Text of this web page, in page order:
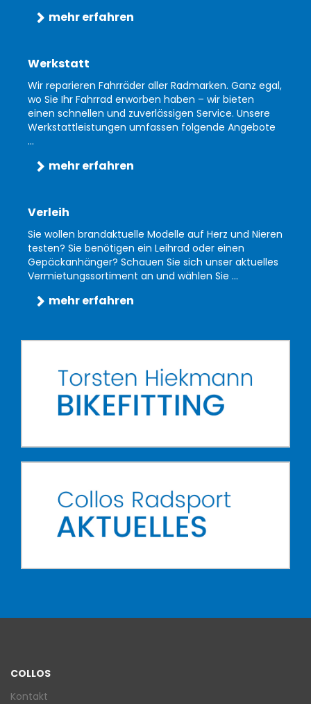
mehr erfahren
Werkstatt
Wir reparieren Fahrräder aller Radmarken. Ganz egal,
wo Sie Ihr Fahrrad erworben haben – wir bieten
einen schnellen und zuverlässigen Service. Unsere
Werkstattleistungen umfassen folgende Angebote
...
mehr erfahren
Verleih
Sie wollen brandaktuelle Modelle auf Herz und Nieren
testen? Sie benötigen ein Leihrad oder einen
Gepäckanhänger? Schauen Sie sich unser aktuelles
Vermietungssortiment an und wählen Sie ...
mehr erfahren
COLLOS
Kontakt